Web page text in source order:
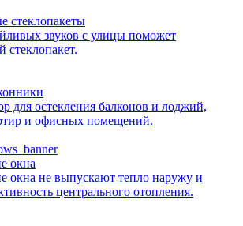
стеклопакеты
звуков с улицы поможет
для остекления балконов и лоджий,
и офисных помещений.
окна
окна не выпускают тепло наружу и
центрального отопления.